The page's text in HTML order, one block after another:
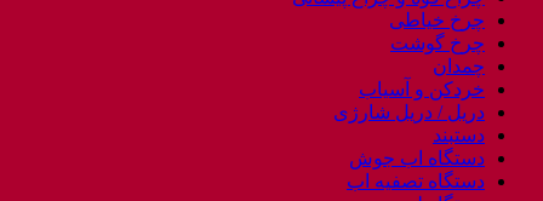
چرخ خیاطی
چرخ گوشت
چمدان
خردکن و آسیاب
دریل / دریل شارژی
دستبند
دستگاه اب جوش
دستگاه تصفیه اب